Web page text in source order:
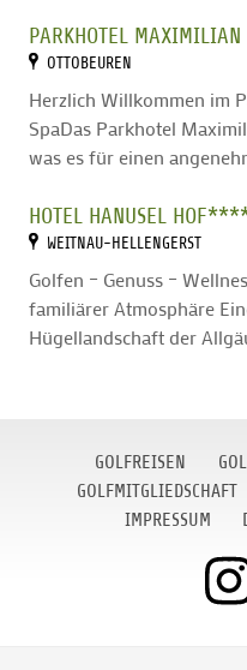
PARKHOTEL MAXIMILIAN
OTTOBEUREN
Herzlich Willkommen im
SpaDas Parkhotel
was es für einen
HOTEL HANUSEL
WEITNAU-HELLENGERST
Golfen – Genuss –
familiärer Atmosphäre
Hügellandschaft der
GOLFREISEN
GOLFMITGLIEDSCHAFT
IMPRESSUM